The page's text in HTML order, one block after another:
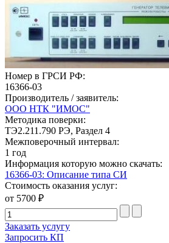
Номер в ГРСИ РФ:
16366-03
Производитель / заявитель:
ООО НТК "ИМОС"
Методика поверки:
ТЭ2.211.790 РЭ, Раздел 4
Межповерочный интервал:
1 год
Информация которую можно скачать:
16366-03: Описание типа СИ
Стоимость оказания услуг:
от 5700 ₽
Заказать услугу
Запросить КП